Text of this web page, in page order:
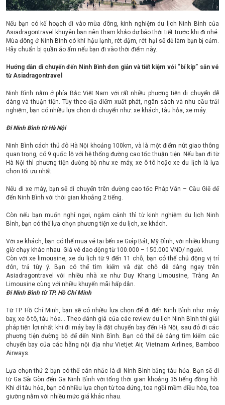
Nếu bạn có kế hoạch đi vào mùa đông, kinh nghiệm du lịch Ninh Bình của
Asiadragontravel khuyên bạn nên tham khảo dự báo thời tiết trước khi đi nhé.
Mùa đông ở Ninh Bình có khí hậu lạnh, rét đậm, rét hại sẽ dễ làm bạn bị cảm.
Hãy chuẩn bị quần áo ấm nếu bạn đi vào thời điểm này.
Hướng dẫn di chuyển đến Ninh Bình đơn giản và tiết kiệm với “bí kíp” săn vé
từ Asiadragontravel
Ninh Bình nằm ở phía Bắc Việt Nam với rất nhiều phương tiện di chuyển dễ
dàng và thuận tiện. Tùy theo địa điểm xuất phát, ngân sách và nhu cầu trải
nghiệm, bạn có nhiều lựa chọn di chuyển như: xe khách, tàu hỏa, xe máy.
Đi Ninh Bình từ Hà Nội
Ninh Bình cách thủ đô Hà Nội khoảng 100km, và là một điểm nút giao thông
quan trọng, có 9 quốc lộ với hệ thống đường cao tốc thuận tiện. Nếu bạn đi từ
Hà Nội thì phương tiện đường bộ như xe máy, xe ô tô hoặc xe du lịch là lựa
chọn tối ưu nhất.
Nếu đi xe máy, bạn sẽ di chuyển trên đường cao tốc Pháp Vân – Cầu Giẽ để
đến Ninh Bình với thời gian khoảng 2 tiếng.
Còn nếu bạn muốn nghỉ ngơi, ngắm cảnh thì từ kinh nghiệm du lịch Ninh
Bình, bạn có thể lựa chọn phương tiện xe du lịch, xe khách.
Với xe khách, bạn có thể mua vé tại bến xe Giáp Bát, Mỹ Đình, với nhiều khung
giờ chạy khác nhau. Giá vé dao động từ 100.000 – 150.000 VND/ người.
Còn với xe limousine, xe du lịch từ 9 đến 11 chỗ, bạn có thể chủ động vị trí
đón, trả tùy ý. Bạn có thể tìm kiếm và đặt chỗ dễ dàng ngay trên
Asiadragontravel với nhiều nhà xe như Duy Khang Limousine, Tràng An
Limousine cùng với nhiều khuyến mãi hấp dẫn.
Đi Ninh Bình từ TP. Hồ Chí Minh
Từ TP. Hồ Chí Minh, bạn sẽ có nhiều lựa chọn để đi đến Ninh Bình như: máy
bay, xe ô tô, tàu hỏa… Theo đánh giá của các review du lịch Ninh Bình thì giải
pháp tiện lợi nhất khi đi máy bay là đặt chuyến bay đến Hà Nội, sau đó đi các
phương tiện đường bộ để đến Ninh Bình. Bạn có thể dễ dàng tìm kiếm các
chuyến bay của các hãng nội địa như Vietjet Air, Vietnam Airlines, Bamboo
Airways.
Lựa chọn thứ 2 bạn có thể cân nhắc là đi Ninh Bình bằng tàu hỏa. Bạn sẽ đi
từ Ga Sài Gòn đến Ga Ninh Bình với tổng thời gian khoảng 35 tiếng đồng hồ.
Khi đi tàu hỏa, bạn có nhiều lựa chọn từ toa đứng, toa ngồi mềm điều hòa, toa
giường nằm với nhiều mức giá khác nhau.